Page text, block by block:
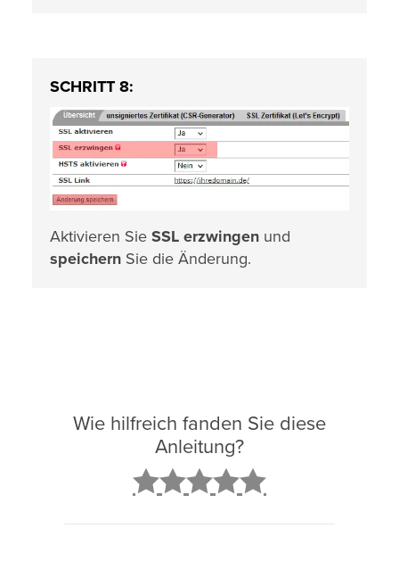
SCHRITT 8:
Aktivieren Sie SSL erzwingen und
speichern Sie die Änderung.
Wie hilfreich fanden Sie diese
Anleitung?